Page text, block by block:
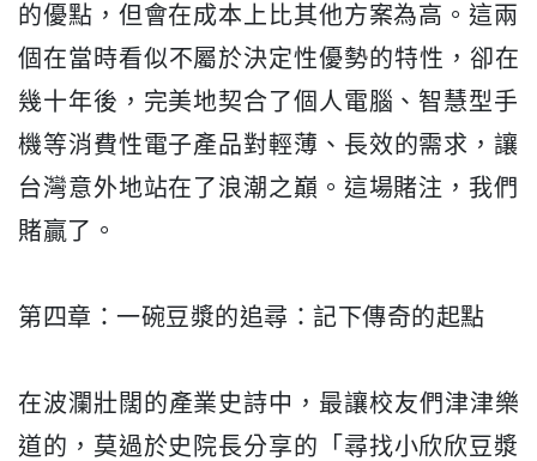
的優點，但會在成本上比其他方案為高。這兩
個在當時看似不屬於決定性優勢的特性，卻在
幾十年後， 完美地契合了個人電腦、智慧型手
機等消費性電子產品對輕薄、 長效的需求，讓
台灣意外地站在了浪潮之巔。這場賭注， 我們
賭贏了。
第四章：一碗豆漿的追尋：記下傳奇的起點
在波瀾壯闊的產業史詩中，最讓校友們津津樂
道的， 莫過於史院長分享的「尋找小欣欣豆漿